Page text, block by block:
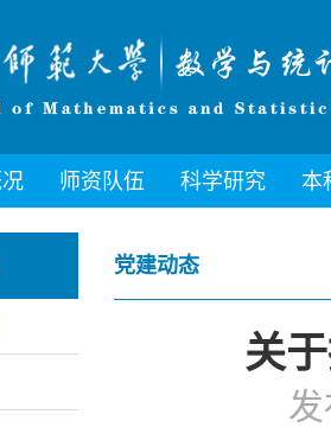
师资队伍 科学研究 本
党建动态
关